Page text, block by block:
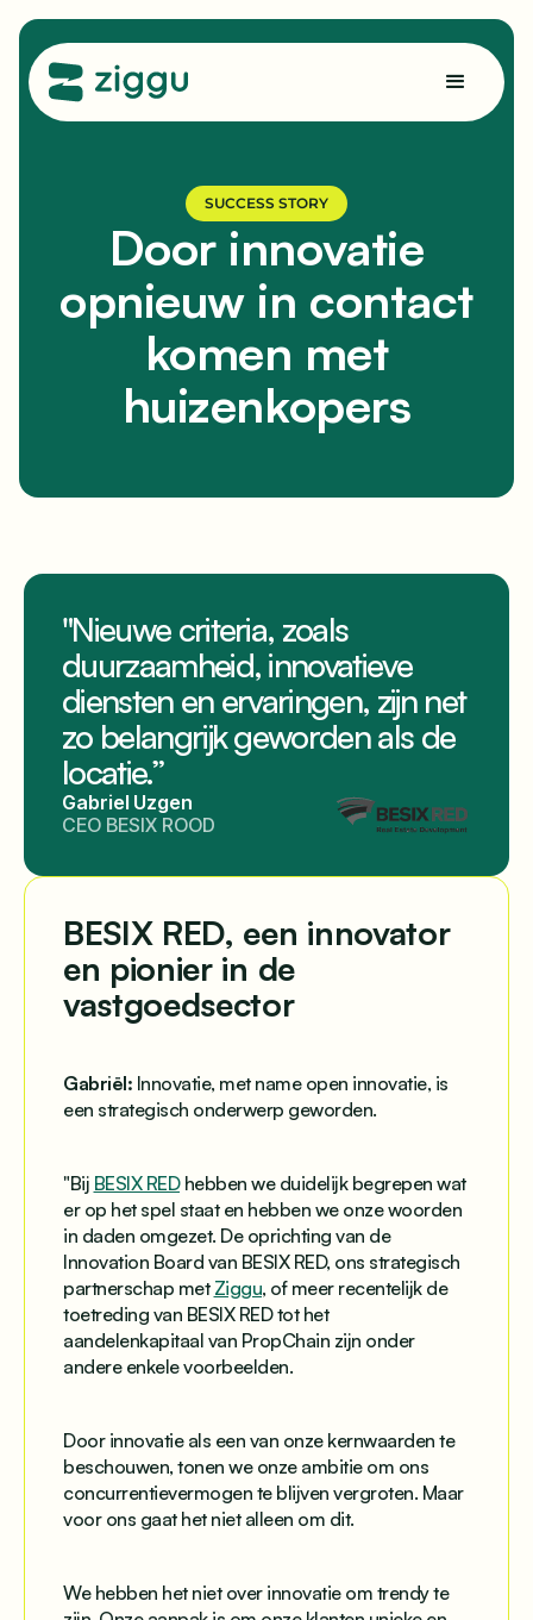
SUCCESS STORY
Door innovatie
opnieuw in contact
komen met
huizenkopers
"Nieuwe criteria, zoals
duurzaamheid, innovatieve
diensten en ervaringen, zijn net
zo belangrijk geworden als de
locatie.”
Gabriel Uzgen
CEO BESIX ROOD
BESIX RED, een innovator
en pionier in de
vastgoedsector
Gabriël: Innovatie, met name open innovatie, is
een strategisch onderwerp geworden.
"Bij BESIX REDhebben we duidelijk begrepen wat
er op het spel staat en hebben we onze woorden
in daden omgezet. De oprichting van de
Innovation Board van BESIX RED, ons strategisch
partnerschap met Ziggu, of meer recentelijk de
toetreding van BESIX RED tot het
aandelenkapitaal van PropChain zijn onder
andere enkele voorbeelden.
Door innovatie als een van onze kernwaarden te
beschouwen, tonen we onze ambitie om ons
concurrentievermogen te blijven vergroten. Maar
voor ons gaat het niet alleen om dit.
We hebben het niet over innovatie om trendy te